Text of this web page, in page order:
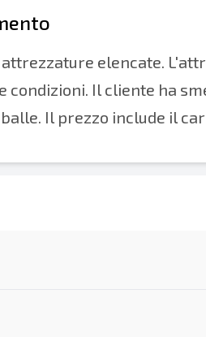
elencate.
condizioni. Il cliente ha
Il prezzo include il